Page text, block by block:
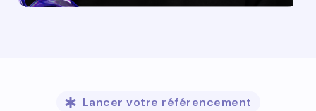
Lancer votre référencement